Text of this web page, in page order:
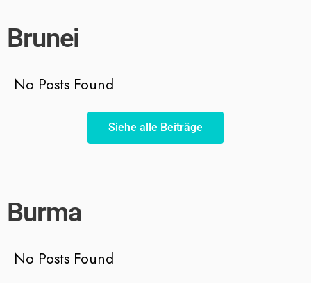
Brunei
No Posts Found
Siehe alle Beiträge
Burma
No Posts Found